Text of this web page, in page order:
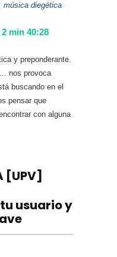
música diegética
min 40:28
y preponderante.
nos provoca
buscando en el
pensar que
con alguna